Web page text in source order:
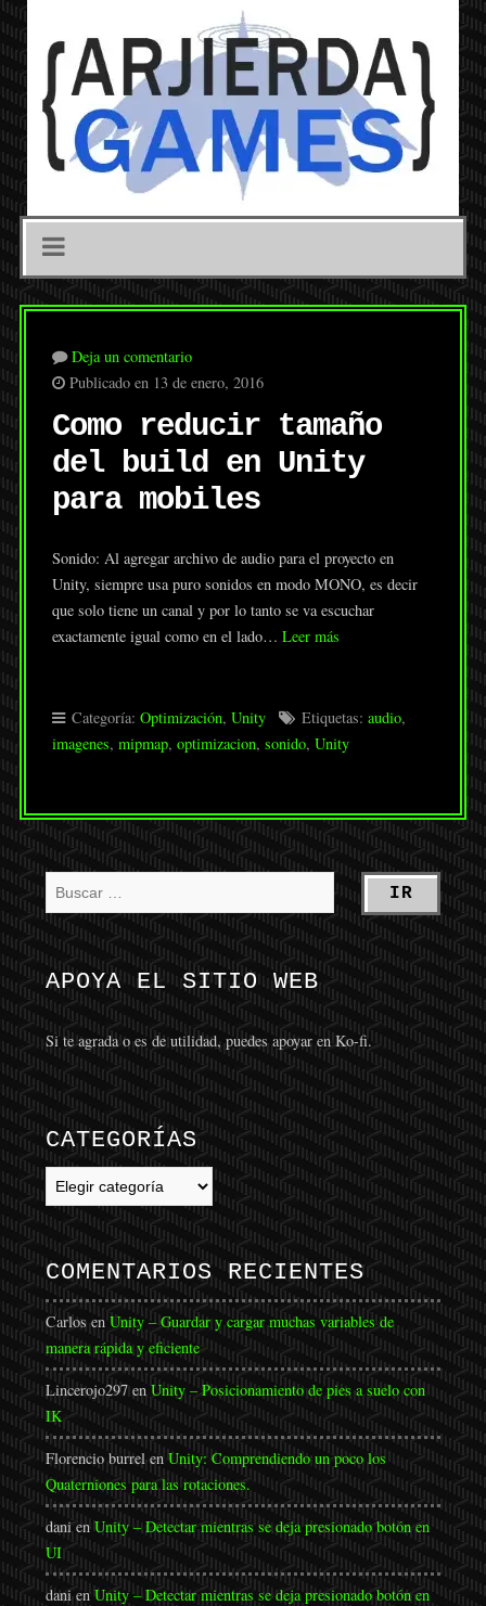
Deja un comentario
Publicado en 13 de enero, 2016
Como reducir tamaño
del build en Unity
para mobiles
Sonido: Al agregar archivo de audio para el proyecto en
Unity, siempre usa puro sonidos en modo MONO, es decir
que solo tiene un canal y por lo tanto se va escuchar
exactamente igual como en el lado… Leer más
Categoría: Optimización, Unity Etiquetas: audio,
imagenes, mipmap, optimizacion, sonido, Unity
APOYA EL SITIO WEB
Si te agrada o es de utilidad, puedes apoyar en Ko-fi.
CATEGORÍAS
Categorías
COMENTARIOS RECIENTES
CarlosenUnity – Guardar y cargar muchas variables de
manera rápida y eficiente
Lincerojo297enUnity – Posicionamiento de pies a suelo con
IK
Florencio burrelen Unity: Comprendiendo un poco los
Quaterniones para las rotaciones.
danienUnity – Detectar mientras se deja presionado botón en
UI
danienUnity – Detectar mientras se deja presionado botón en